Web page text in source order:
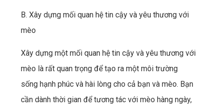
B. Xây dựng mối quan hệ tin cậy và yêu thương với
mèo
Xây dựng một mối quan hệ tin cậy và yêu thương với
mèo là rất quan trọng để tạo ra một môi trường
sống hạnh phúc và hài lòng cho cả bạn và mèo. Bạn
cần dành thời gian để tương tác với mèo hàng ngày,